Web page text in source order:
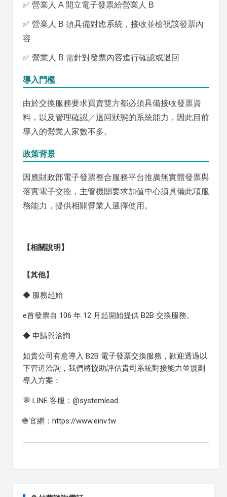
✅ 營業人 A 開立電子發票給營業人 B
✅ 營業人 B 須具備對應系統，接收並檢視該發票內
容
✅ 營業人 B 需針對發票內容進行確認或退回
導入門檻
由於交換服務要求買賣雙方都必須具備接收發票資
料，以及管理確認／退回狀態的系統能力，因此目前
導入的營業人家數不多。
政策背景
因應財政部電子發票整合服務平台推廣無實體發票與
落實電子交換，主管機關要求加值中心須具備此項服
務能力，提供相關營業人選擇使用。
【相關說明】
【其他】
◆ 服務起始
e首發票自 106 年 12 月起開始提供 B2B 交換服務。
◆ 申請與洽詢
如貴公司有意導入 B2B 電子發票交換服務，歡迎透過以
下管道洽詢，我們將協助評估貴司系統對接能力並規劃
導入方案：
💬 LINE 客服：@systemlead
🌐 官網：https://www.einv.tw